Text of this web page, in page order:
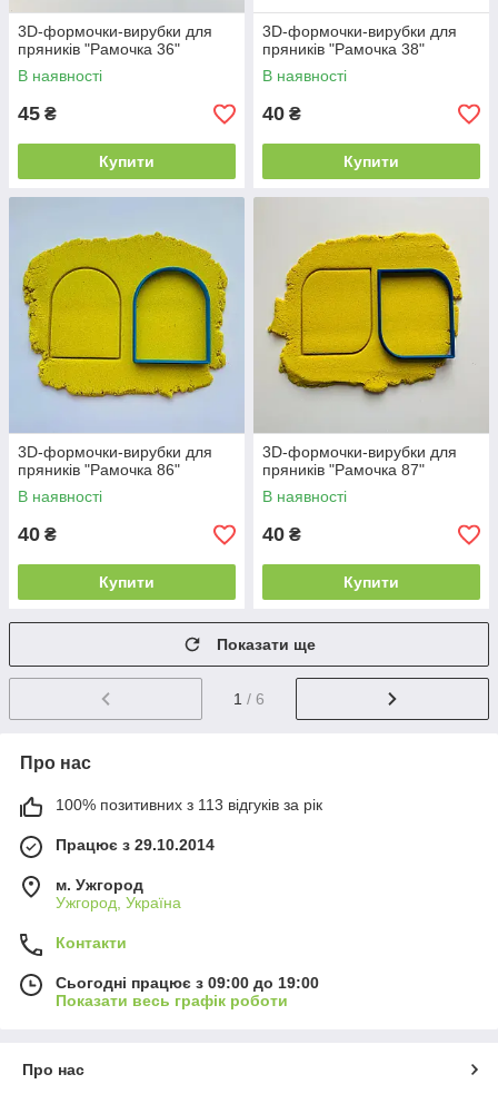
3D-формочки-вирубки для
пряників "Рамочка 36"
В наявності
45 ₴
Купити
3D-формочки-вирубки для
пряників "Рамочка 38"
В наявності
40 ₴
Купити
3D-формочки-вирубки для
пряників "Рамочка 86"
В наявності
40 ₴
Купити
3D-формочки-вирубки для
пряників "Рамочка 87"
В наявності
40 ₴
Купити
Показати ще
1 / 6
Про нас
100% позитивних з 113 відгуків за рік
Працює з 29.10.2014
м. Ужгород
Ужгород, Україна
Контакти
Сьогодні працює з 09:00 до 19:00
Показати весь графік роботи
Про нас